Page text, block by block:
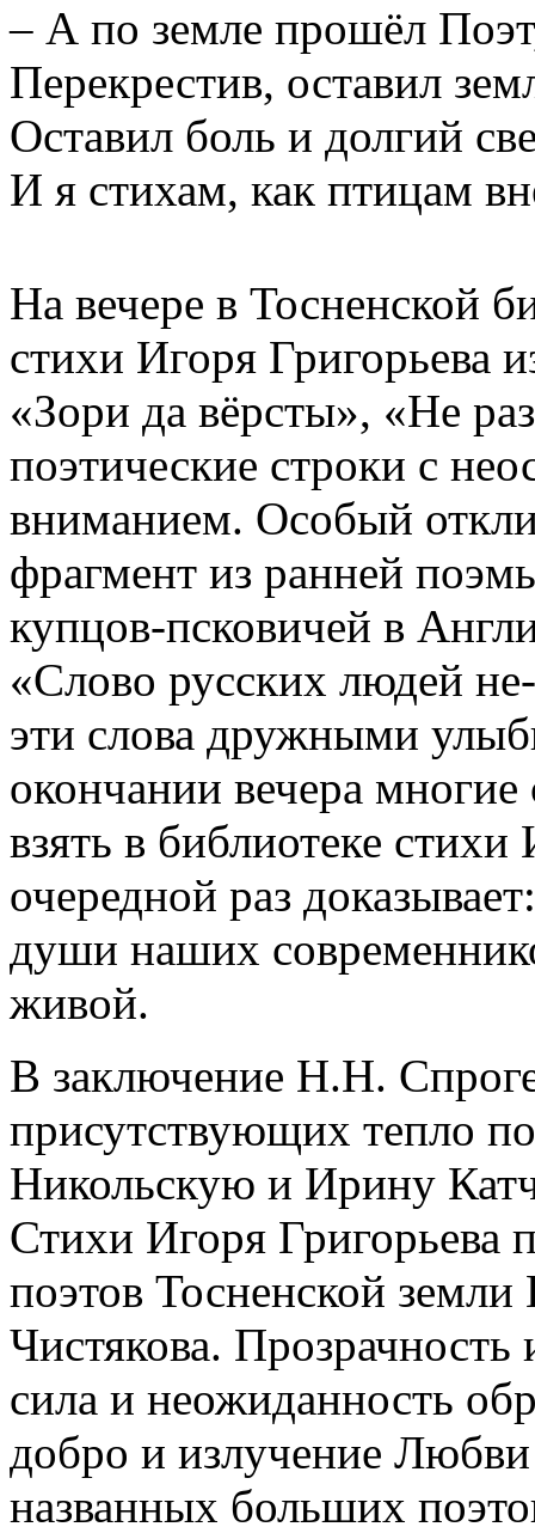
– А по земле прошёл
Перекрестив, оставил
Оставил боль и долгий
И я стихам, как птицам
На вечере в Тосненской
стихи Игоря Григорьева
«Зори да вёрсты», «Не
поэтические строки с
вниманием. Особый
фрагмент из ранней
купцов-псковичей в
«Слово русских людей
эти слова дружными
окончании вечера
взять в библиотеке
очередной раз
души наших
живой.
В заключение Н.Н.
присутствующих тепло
Никольскую и Ирину
Стихи Игоря Григорьева
поэтов Тосненской
Чистякова. Прозрачность
сила и неожиданность
добро и излучение
названных больших